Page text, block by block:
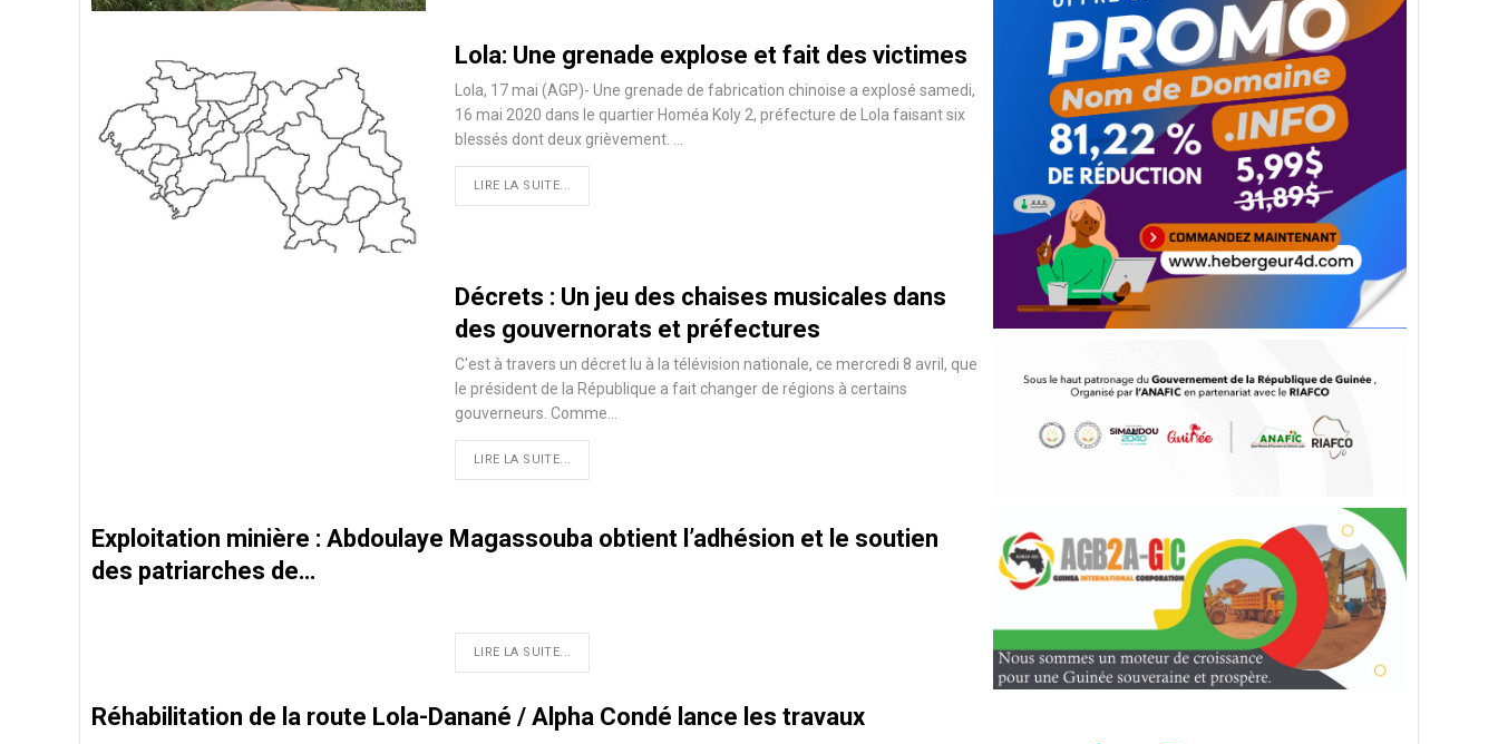
Lola: Une grenade explose et fait des victimes
Lola, 17 mai (AGP)- Une grenade de fabrication chinoise a explosé samedi,
16 mai 2020 dans le quartier Homéa Koly 2, préfecture de Lola faisant six
blessés dont deux grièvement.
LIRE LA SUITE...
Décrets : Un jeu des chaises musicales dans
des gouvernorats et préfectures
C'est à travers un décret lu à la télévision nationale, ce mercredi 8 avril, que
le président de la République a fait changer de régions à certains
gouverneurs. Comme
LIRE LA SUITE...
Exploitation minière : Abdoulaye Magassouba obtient l’adhésion et le soutien
des patriarches de…
LIRE LA SUITE...
Réhabilitation de la route Lola-Danané / Alpha Condé lance les travaux